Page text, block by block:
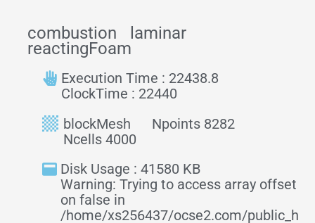
combustion laminar
reactingFoam
Execution Time : 22438.8
ClockTime : 22440
blockMesh
Npoints 8282
Ncells 4000
Disk Usage : 41580 KB
Warning: Trying to access array offset
on false in
/home/xs256437/ocse2.com/public_h